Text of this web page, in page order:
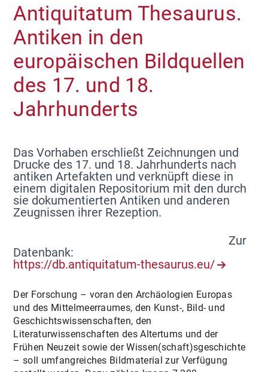
Antiquitatum Thesaurus.
Antiken in den
europäischen Bildquellen
des 17. und 18.
Jahrhunderts
Das Vorhaben erschließt Zeichnungen und
Drucke des 17. und 18. Jahrhunderts nach
antiken Artefakten und verknüpft diese in
einem digitalen Repositorium mit den durch
sie dokumentierten Antiken und anderen
Zeugnissen ihrer Rezeption.
Zur
Datenbank:
https://db.antiquitatum-thesaurus.eu/
Der Forschung – voran den Archäologien Europas
und des Mittelmeerraumes, den Kunst-, Bild- und
Geschichtswissenschaften, den
Literaturwissenschaften des Altertums und der
Frühen Neuzeit sowie der Wissen(schaft)sgeschichte
– soll umfangreiches Bildmaterial zur Verfügung